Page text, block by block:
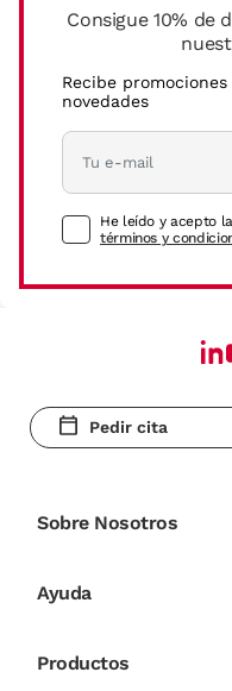
Consigue 10% de
Recibe
novedades
He leído y acepto
términos y
Pedir cita
Sobre Nosotros
Ayuda
Productos